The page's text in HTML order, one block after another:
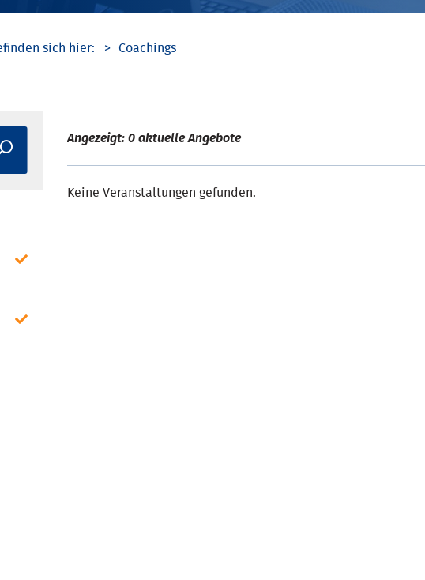
Coachings
Angezeigt: 0 aktuelle Angebote
Keine Veranstaltungen gefunden.